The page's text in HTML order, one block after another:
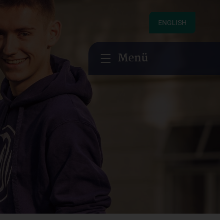
ENGLISH
Menü